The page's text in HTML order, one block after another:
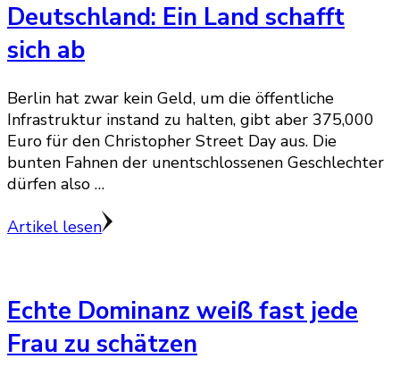
Deutschland: Ein Land schafft
sich ab
Berlin hat zwar kein Geld, um die öffentliche
Infrastruktur instand zu halten, gibt aber 375,000
Euro für den Christopher Street Day aus. Die
bunten Fahnen der unentschlossenen Geschlechter
dürfen also …
Artikel lesen
Echte Dominanz weiß fast jede
Frau zu schätzen